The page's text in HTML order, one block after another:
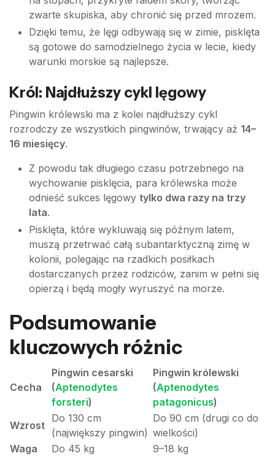
zwarte skupiska, aby chronić się przed mrozem.
Dzięki temu, że lęgi odbywają się w zimie, pisklęta
są gotowe do samodzielnego życia w lecie, kiedy
warunki morskie są najlepsze.
Król: Najdłuższy cykl lęgowy
Pingwin królewski ma z kolei najdłuższy cykl
rozrodczy ze wszystkich pingwinów, trwający aż 14–
16 miesięcy.
Z powodu tak długiego czasu potrzebnego na
wychowanie pisklęcia, para królewska może
odnieść sukces lęgowy tylko dwa razy na trzy
lata.
Pisklęta, które wykluwają się późnym latem,
muszą przetrwać całą subantarktyczną zimę w
kolonii, polegając na rzadkich posiłkach
dostarczanych przez rodziców, zanim w pełni się
opierzą i będą mogły wyruszyć na morze.
Podsumowanie
kluczowych różnic
Cecha
Pingwin cesarski
(Aptenodytes
forsteri)
Pingwin królewski
(Aptenodytes
patagonicus)
Wzrost
Do 130 cm
(największy pingwin)
Do 90 cm (drugi co do
wielkości)
Waga
Do 45 kg 9–18 kg